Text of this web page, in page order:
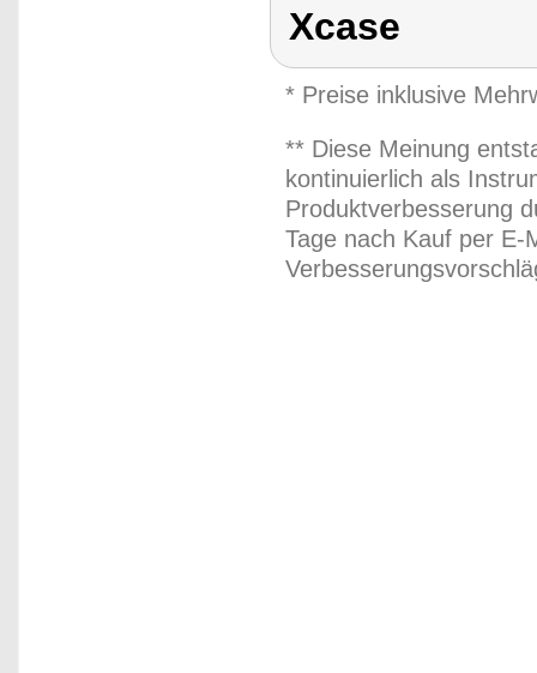
Xcase
* Preise inklusive
** Diese Meinung
kontinuierlich als
Produktverbesserung
Tage nach Kauf per E-